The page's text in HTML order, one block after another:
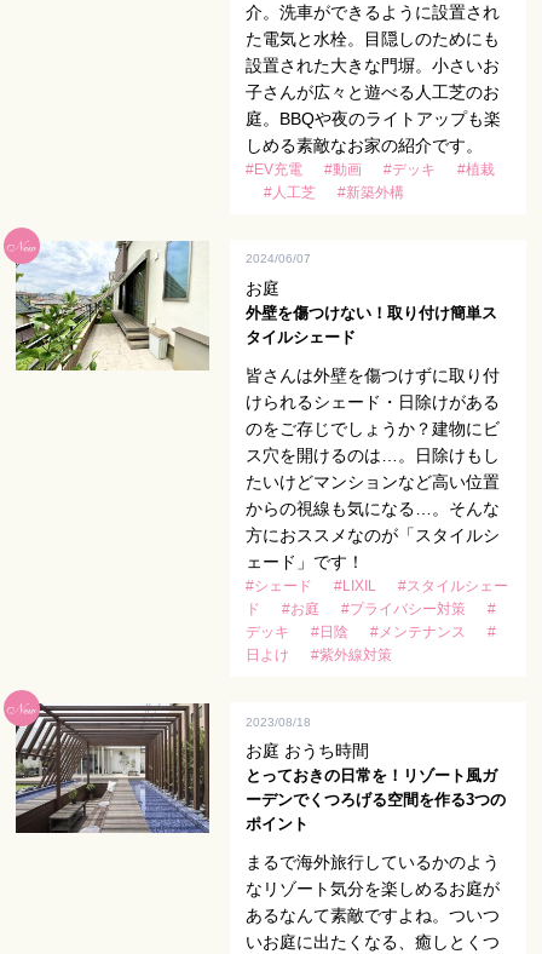
介。洗車ができるように設置され
た電気と水栓。目隠しのためにも
設置された大きな門塀。小さいお
子さんが広々と遊べる人工芝のお
庭。BBQや夜のライトアップも楽
しめる素敵なお家の紹介です。
#EV充電 #動画 #デッキ
#植栽
#人工芝
#新築外構
2024/06/07
お庭
外壁を傷つけない！取り付け簡単ス
タイルシェード
皆さんは外壁を傷つけずに取り付
けられるシェード・日除けがある
のをご存じでしょうか？建物にビ
ス穴を開けるのは…。日除けもし
たいけどマンションなど高い位置
からの視線も気になる…。そんな
方におススメなのが「スタイルシ
ェード」です！
#シェード #LIXIL
#スタイルシェー
ド
#お庭 #プライバシー対策
#
デッキ
#日陰 #メンテナンス
#
日よけ
#紫外線対策
2023/08/18
お庭 おうち時間
とっておきの日常を！リゾート風ガ
ーデンでくつろげる空間を作る3つの
ポイント
まるで海外旅行しているかのよう
なリゾート気分を楽しめるお庭が
あるなんて素敵ですよね。ついつ
いお庭に出たくなる、癒しとくつ